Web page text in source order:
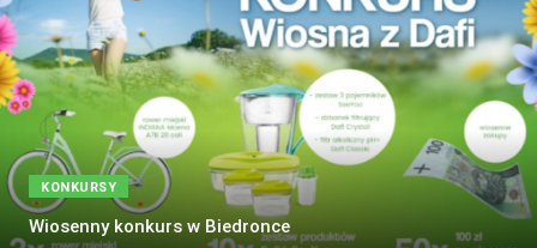
KONKURSY
Wiosenny konkurs w Biedronce